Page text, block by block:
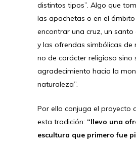
distintos tipos”. Algo que
las apachetas o en el
encontrar una cruz, un
y las ofrendas simbólicas de
no de carácter religioso sino
agradecimiento hacia la
naturaleza”.
Por ello conjuga el proyecto
esta tradición: “llevo una
escultura que primero fue